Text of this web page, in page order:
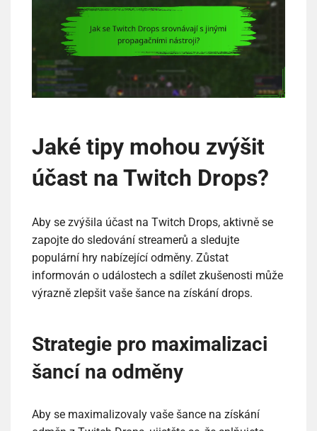
Jaké tipy mohou zvýšit
účast na Twitch Drops?
Aby se zvýšila účast na Twitch Drops, aktivně se
zapojte do sledování streamerů a sledujte
populární hry nabízející odměny. Zůstat
informován o událostech a sdílet zkušenosti může
výrazně zlepšit vaše šance na získání drops.
Strategie pro maximalizaci
šancí na odměny
Aby se maximalizovaly vaše šance na získání